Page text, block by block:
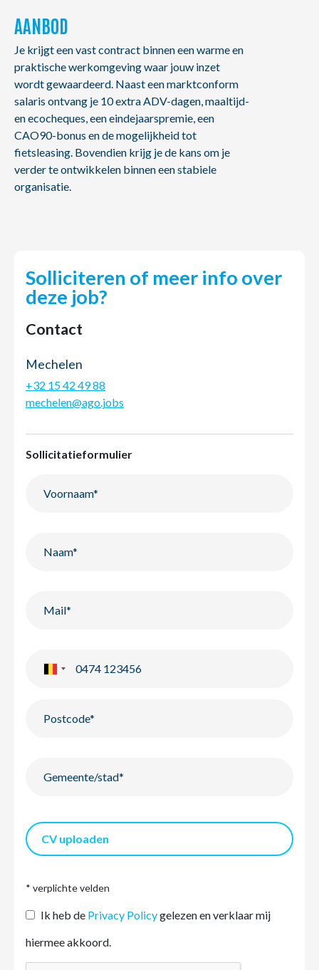
AANBOD
Je krijgt een vast contract binnen een warme en
praktische werkomgeving waar jouw inzet
wordt gewaardeerd. Naast een marktconform
salaris ontvang je 10 extra ADV-dagen, maaltijd-
en ecocheques, een eindejaarspremie, een
CAO90-bonus en de mogelijkheid tot
fietsleasing. Bovendien krijg je de kans om je
verder te ontwikkelen binnen een stabiele
organisatie.
Solliciteren of meer info over
deze job?
Contact
Mechelen
+32 15 42 49 88
mechelen@ago.jobs
Sollicitatieformulier
CV uploaden
* verplichte velden
Ik heb de Privacy Policygelezen en verklaar mij
hiermee akkoord.